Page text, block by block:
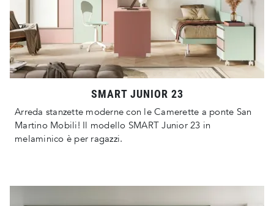
SMART JUNIOR 23
Arreda stanzette moderne con le Camerette a ponte San
Martino Mobili! Il modello SMART Junior 23 in
melaminico è per ragazzi.